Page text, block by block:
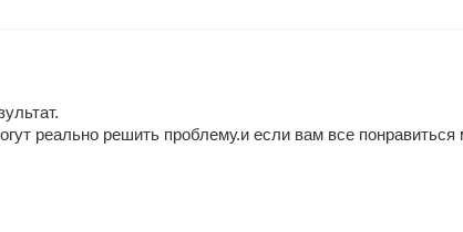
реально решить проблему.и если вам все